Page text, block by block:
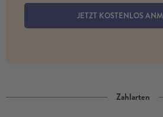
JETZT KOSTENLOS
Zahlarten